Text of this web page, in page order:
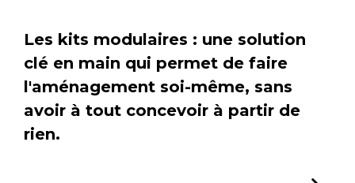
Les kits modulaires : une solution
clé en main qui permet de faire
l'aménagement soi-même, sans
avoir à tout concevoir à partir de
rien.